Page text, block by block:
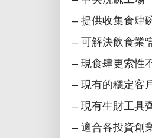
– 提供收集食肆
– 可解決飲食業“
– 現食肆更索性
– 現有的穩定客
– 現有生財工具
– 適合各投資創